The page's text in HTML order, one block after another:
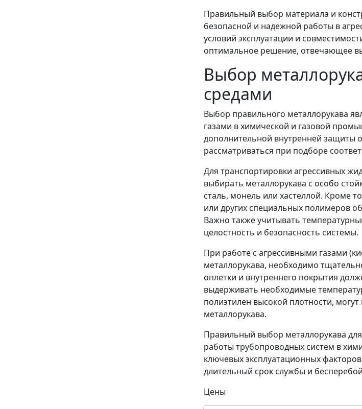
Правильный выбор материала и
безопасной и надежной работы в
условий эксплуатации и
оптимальное решение, отвечающее
Выбор
средами
Выбор правильного металлорукава
газами в химической и газовой
дополнительной внутренней защиты
рассматриваться при подборе
Для транспортировки агрессивных
выбирать металлорукава с особо
сталь, монель или хастеллой. Кроме
или других специальных полимеров
Важно также учитывать
целостность и безопасность системы.
При работе с агрессивными газами
металлорукава, необходимо
оплетки и внутреннего покрытия
выдерживать необходимые
полиэтилен высокой плотности,
металлорукава.
Правильный выбор металлорукава
работы трубопроводных систем в
ключевых эксплуатационных
длительный срок службы и
Цены